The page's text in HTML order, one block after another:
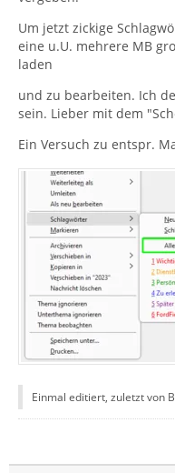
Um jetzt zickige
eine u.U. mehrere MB
laden
und zu bearbeiten. Ich
sein. Lieber mit dem
Ein Versuch zu entspr.
Einmal editiert, zuletzt von